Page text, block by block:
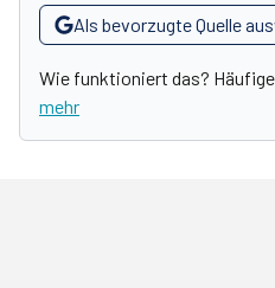
Als bevorzugte Quelle
Wie funktioniert das?
mehr